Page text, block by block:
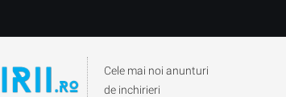
Cele mai noi anunturi
de inchirieri